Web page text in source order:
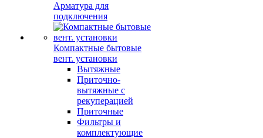
Арматура для
подключения
Компактные бытовые
вент. установки
Вытяжные
Приточно-
вытяжные с
рекуперацией
Приточные
Фильтры и
комплектующие